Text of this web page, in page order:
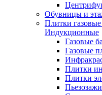
Обувницы и
Плитки
Индукционные
Газовые
Газовые
Плитки
Плитки